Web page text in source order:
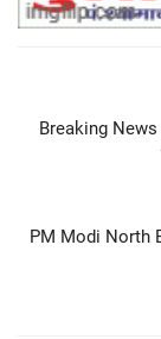
Breaking News
PM Modi North